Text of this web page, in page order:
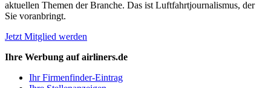
aktuellen Themen der Branche. Das ist Luftfahrtjournalismus, der
Sie voranbringt.
Jetzt Mitglied werden
Ihre Werbung auf airliners.de
Ihr Firmenfinder-Eintrag